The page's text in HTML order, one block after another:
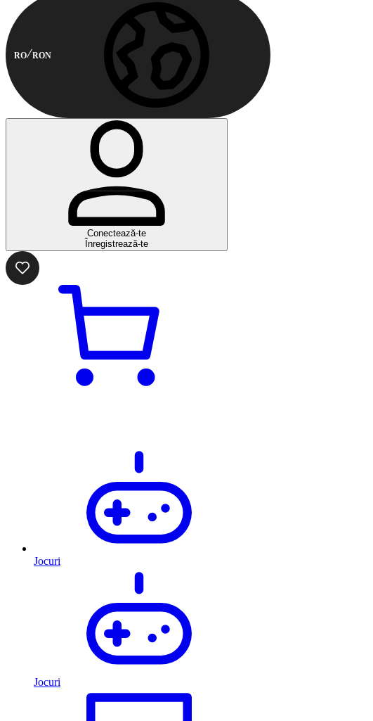
RO RON
Conectează-te
Înregistrează-te
Jocuri
Jocuri